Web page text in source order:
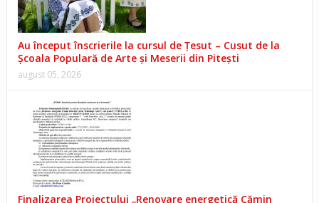
Au început înscrierile la cursul de Țesut – Cusut de la
Școala Populară de Arte și Meserii din Pitești
august 05, 2026
Finalizarea Proiectului „Renovare energetică Cămin